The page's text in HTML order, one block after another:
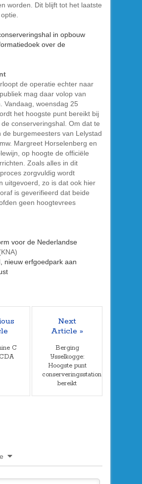
worden. Dit blijft tot het laatste
de operatie echter naar
mag daar volop van
Vandaag, woensdag 25
het hoogste punt bereikt bij
conserveringshal. Om dat te
de burgemeesters van Lelystad
Margreet Horselenberg en
op hoogte de officiële
Zoals alles in dit
zorgvuldig wordt
uitgevoerd, zo is dat ook hier
is geverifieerd dat beide
geen hoogtevrees
voor de Nederlandse
nieuw erfgoedpark aan
C
Next
Article »
Berging
IJsselkogge:
Hoogste punt
conserveringsstation
bereikt